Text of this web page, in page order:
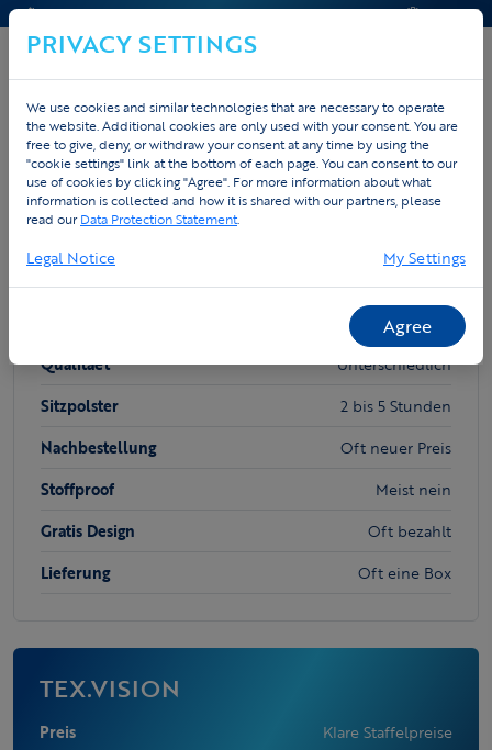
KONTAKT & HILFE ANGEBOT
Home Custom Andere Marken
Warum Tex.Vision waehlen?
ANDERE MARKEN
Niedrig bis sehr hoch
Qualitaet
Unterschiedlich
Sitzpolster
2 bis 5 Stunden
Nachbestellung
Oft neuer Preis
Stoffproof
Meist nein
Gratis Design
Oft bezahlt
Lieferung
Oft eine Box
TEX.VISION
Preis
Klare Staffelpreise
PRIVACY SETTINGS
We use cookies and similar technologies that are necessary to operate
the website. Additional cookies are only used with your consent. You are
free to give, deny, or withdraw your consent at any time by using the
"cookie settings" link at the bottom of each page. You can consent to our
use of cookies by clicking "Agree". For more information about what
information is collected and how it is shared with our partners, please
read ourData Protection Statement.
Legal Notice My Settings
Agree